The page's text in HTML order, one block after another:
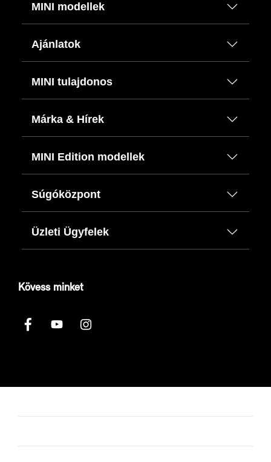
MINI modellek
Ajánlatok
MINI tulajdonos
Márka & Hírek
MINI Edition modellek
Súgóközpont
Üzleti Ügyfelek
Kövess minket